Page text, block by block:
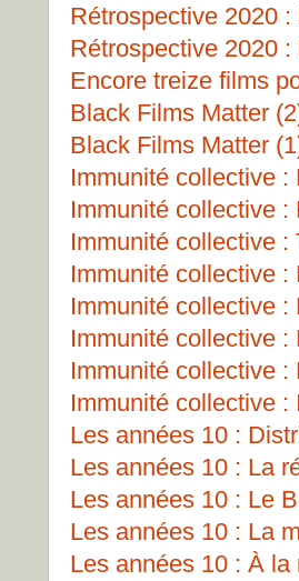
Rétrospective 2020
Rétrospective 2020
Encore treize films
Black Films Matter
Black Films Matter
Immunité collective
Immunité collective :
Immunité collective :
Immunité collective :
Immunité collective :
Immunité collective
Immunité collective
Immunité collective :
Les années 10 :
Les années 10 : La
Les années 10 : Le
Les années 10 : La
Les années 10 : À